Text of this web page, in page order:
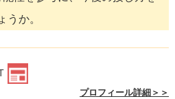
うか。
プロフィール詳細＞＞